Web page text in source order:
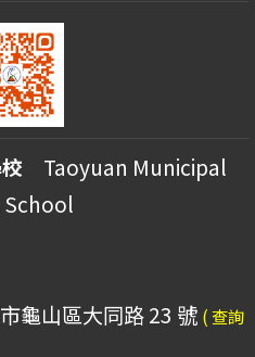
Taoyuan Municipal
School
龜山區大同路 23 號 ( 查詢